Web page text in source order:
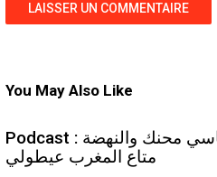
You May Also Like
Podcast : فوزي البنزرتي: أنا سياسي محنك والنهضة
متاع المغرب عيطولي